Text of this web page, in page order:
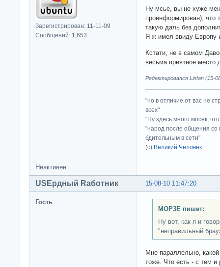
Зарегистрирован: 11-11-09
Сообщений: 1,653
Ну мсье, вы не хуже
проинформирован), что
такую даль без
Я ж имел ввиду
Кстати, не в самом
весьма приятное
Редактировался Linfan (15-
"но в отличие от вас не
всех"
"Ну здесь много мосек,
"народ после общения со
бдительным в сети"
(с) Великий Человек
Неактивен
15-08-10 11:47:20
USEрдный Rаботник
Гость
MOP3E пишет:
Ну вот, как я и
"неправильный
Мне параллельно,
тоже. Что есть - с тем